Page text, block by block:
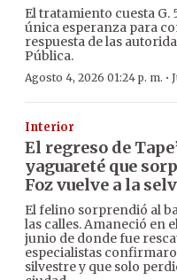
El tratamiento cuesta G.
única esperanza para
respuesta de las
Pública.
Agosto 4, 2026 01:24 p. m. ·
Interior
El regreso de
yaguareté que
Foz vuelve a la
El felino sorprendió al
las calles. Amaneció en
junio de donde fue
especialistas
silvestre y que solo